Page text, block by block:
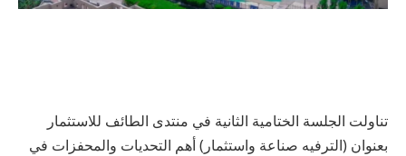
تناولت الجلسة الختامية الثانية في منتدى الطائف للاستثمار
بعنوان (الترفيه صناعة واستثمار) أهم التحديات والمحفزات في